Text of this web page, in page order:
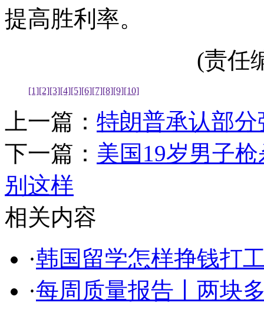
提高胜利率。
(责任
[1][2][3][4][5][6][7][8][9][10]
上一篇： 特朗普承认部分
下一篇： 美国19岁男子
别这样
相关内容
·韩国留学怎样挣钱打
·每周质量报告丨两块